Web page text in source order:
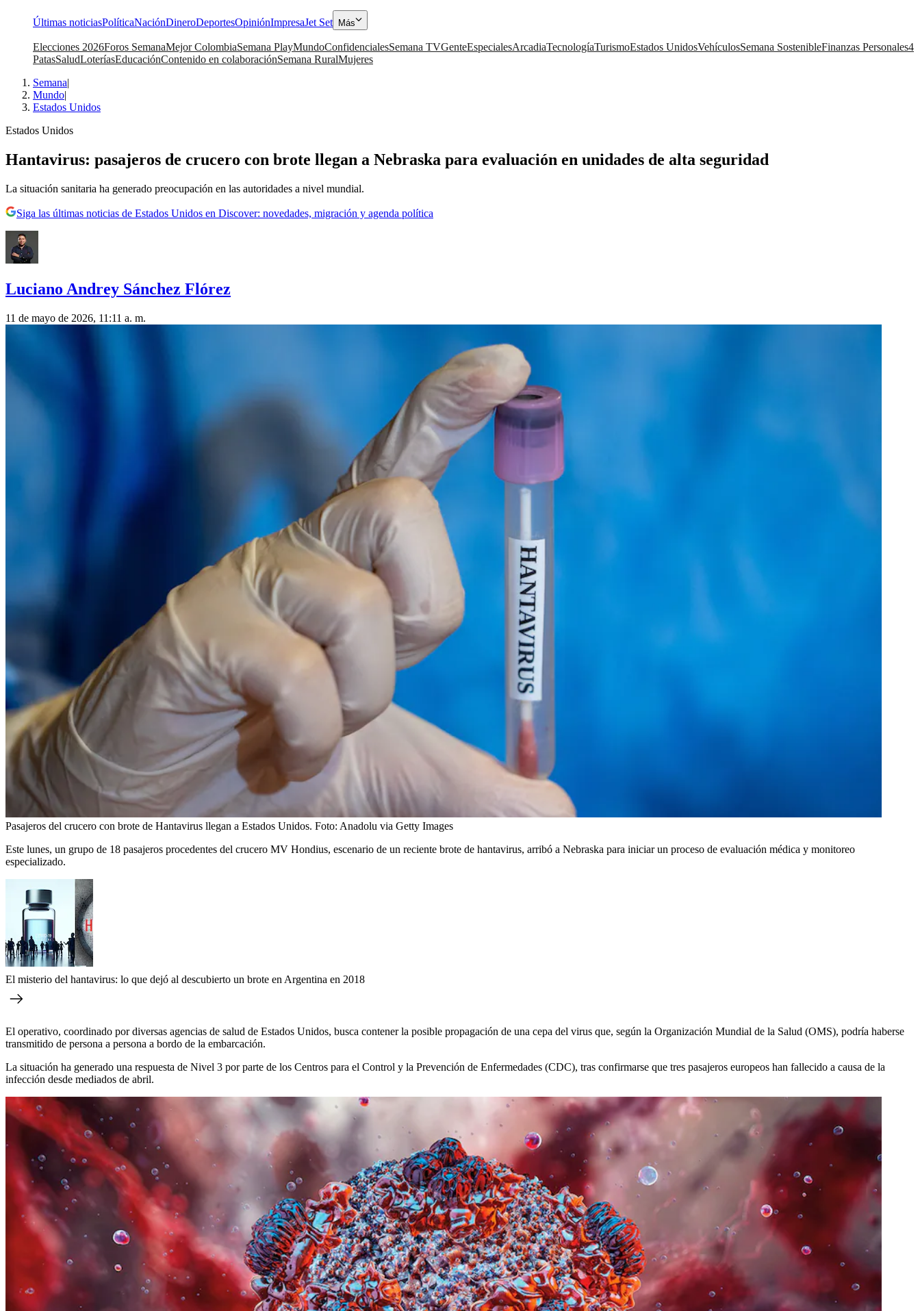
Últimas noticiasPolíticaNaciónDineroDeportesOpiniónImpresaJet Set Más
Elecciones 2026Foros SemanaMejor ColombiaSemana PlayMundoConfidencialesSemana TVGenteEspecialesArcadiaTecnologíaTurismoEstados UnidosVehículosSemana SostenibleFinanzas Personales4
PatasSaludLoteríasEducaciónContenido en colaboraciónSemana RuralMujeres
Semana|
Mundo|
Estados Unidos
Estados Unidos
Hantavirus: pasajeros de crucero con brote llegan a Nebraska para evaluación en unidades de alta seguridad
La situación sanitaria ha generado preocupación en las autoridades a nivel mundial.
Siga las últimas noticias de Estados Unidos en Discover: novedades, migración y agenda política
Luciano Andrey Sánchez Flórez
11 de mayo de 2026, 11:11 a. m.
Pasajeros del crucero con brote de Hantavirus llegan a Estados Unidos. Foto: Anadolu via Getty Images
Este lunes, un grupo de 18 pasajeros procedentes del crucero MV Hondius, escenario de un reciente brote de hantavirus, arribó a Nebraska para iniciar un proceso de evaluación médica y monitoreo
especializado.
El misterio del hantavirus: lo que dejó al descubierto un brote en Argentina en 2018
El operativo, coordinado por diversas agencias de salud de Estados Unidos, busca contener la posible propagación de una cepa del virus que, según la Organización Mundial de la Salud (OMS), podría haberse
transmitido de persona a persona a bordo de la embarcación.
La situación ha generado una respuesta de Nivel 3 por parte de los Centros para el Control y la Prevención de Enfermedades (CDC), tras confirmarse que tres pasajeros europeos han fallecido a causa de la
infección desde mediados de abril.